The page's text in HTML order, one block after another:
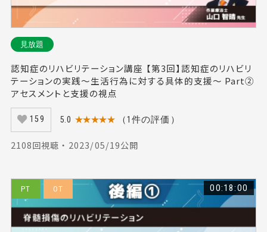
見放題
認知症のリハビリテーション講座 【第3回】認知症のリハビリ
テーションの実践～生活行為に対する具体的支援～ Part②
アセスメントと支援の視点
159 5.0 ★★★★★ （1件の評価）
2108回視聴 ・ 2023/05/19公開
PT OT 00:18:00